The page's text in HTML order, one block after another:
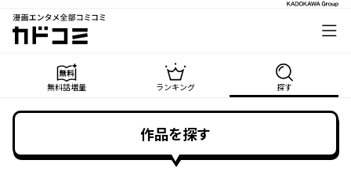
漫画エンタメ全部コミコミ
カドコミ
無料話増量 ランキング 探す
作品を探す